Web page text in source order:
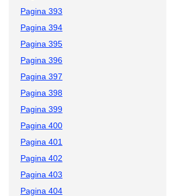
Pagina 393
Pagina 394
Pagina 395
Pagina 396
Pagina 397
Pagina 398
Pagina 399
Pagina 400
Pagina 401
Pagina 402
Pagina 403
Pagina 404